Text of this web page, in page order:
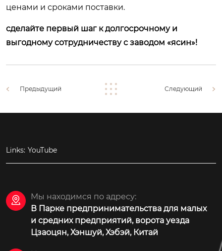
ценами и сроками поставки.
сделайте первый шаг к долгосрочному и
выгодному сотрудничеству с заводом «ясин»!
Предыдущий Следующий
Links: YouTube

Мы находимся по адресу:
В Парке предпринимательства для малых
и средних предприятий, ворота уезда
Цзаоцян, Хэншуй, Хэбэй, Китай